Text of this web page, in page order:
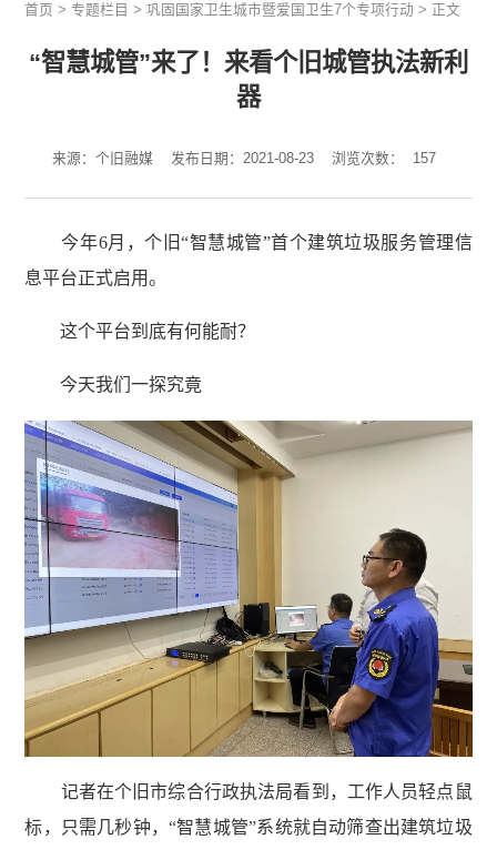
首页 >专题栏目 >巩固国家卫生城市暨爱国卫生7个专项行动 > 正文
“智慧城管”来了！来看个旧城管执法新利
器
来源：个旧融媒 发布日期：2021-08-23 浏览次数： 157
今年6月，个旧“智慧城管”首个建筑垃圾服务管理信
息平台正式启用。
这个平台到底有何能耐？
今天我们一探究竟
记者在个旧市综合行政执法局看到，工作人员轻点鼠
标，只需几秒钟，“智慧城管”系统就自动筛查出建筑垃圾